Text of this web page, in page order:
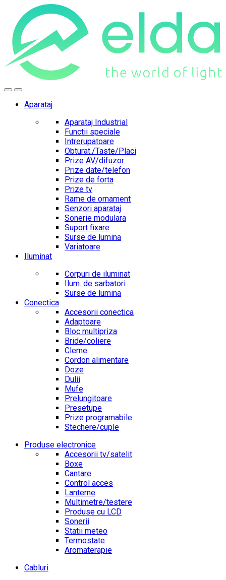
navigation
content
Aparataj
Aparataj Industrial
Functii speciale
Intrerupatoare
Obturat./Taste/Placi
Prize AV/difuzor
Prize date/telefon
Prize de forta
Prize tv
Rame de ornament
Senzori aparataj
Sonerie modulara
Suport fixare
Surse de lumina
Variatoare
Iluminat
Corpuri de iluminat
Ilum. de sarbatori
Surse de lumina
Conectica
Accesorii conectica
Adaptoare
Bloc multipriza
Bride/coliere
Cleme
Cordon alimentare
Doze
Dulii
Mufe
Prelungitoare
Presetupe
Prize programabile
Stechere/cuple
Produse electronice
Accesorii tv/satelit
Boxe
Cantare
Control acces
Lanterne
Multimetre/testere
Produse cu LCD
Sonerii
Statii meteo
Termostate
Aromaterapie
Cabluri